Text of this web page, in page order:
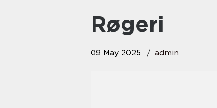
røgeri
09 May 2025 admin